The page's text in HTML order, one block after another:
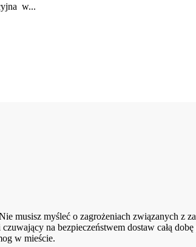
w...
musisz myśleć o zagrożeniach związanych z
na bezpieczeństwem dostaw całą dobę
w mieście.